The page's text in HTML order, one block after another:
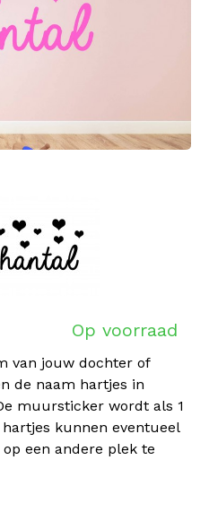
Op voorraad
van jouw dochter of
de naam hartjes in
muursticker wordt als 1
kunnen eventueel
een andere plek te